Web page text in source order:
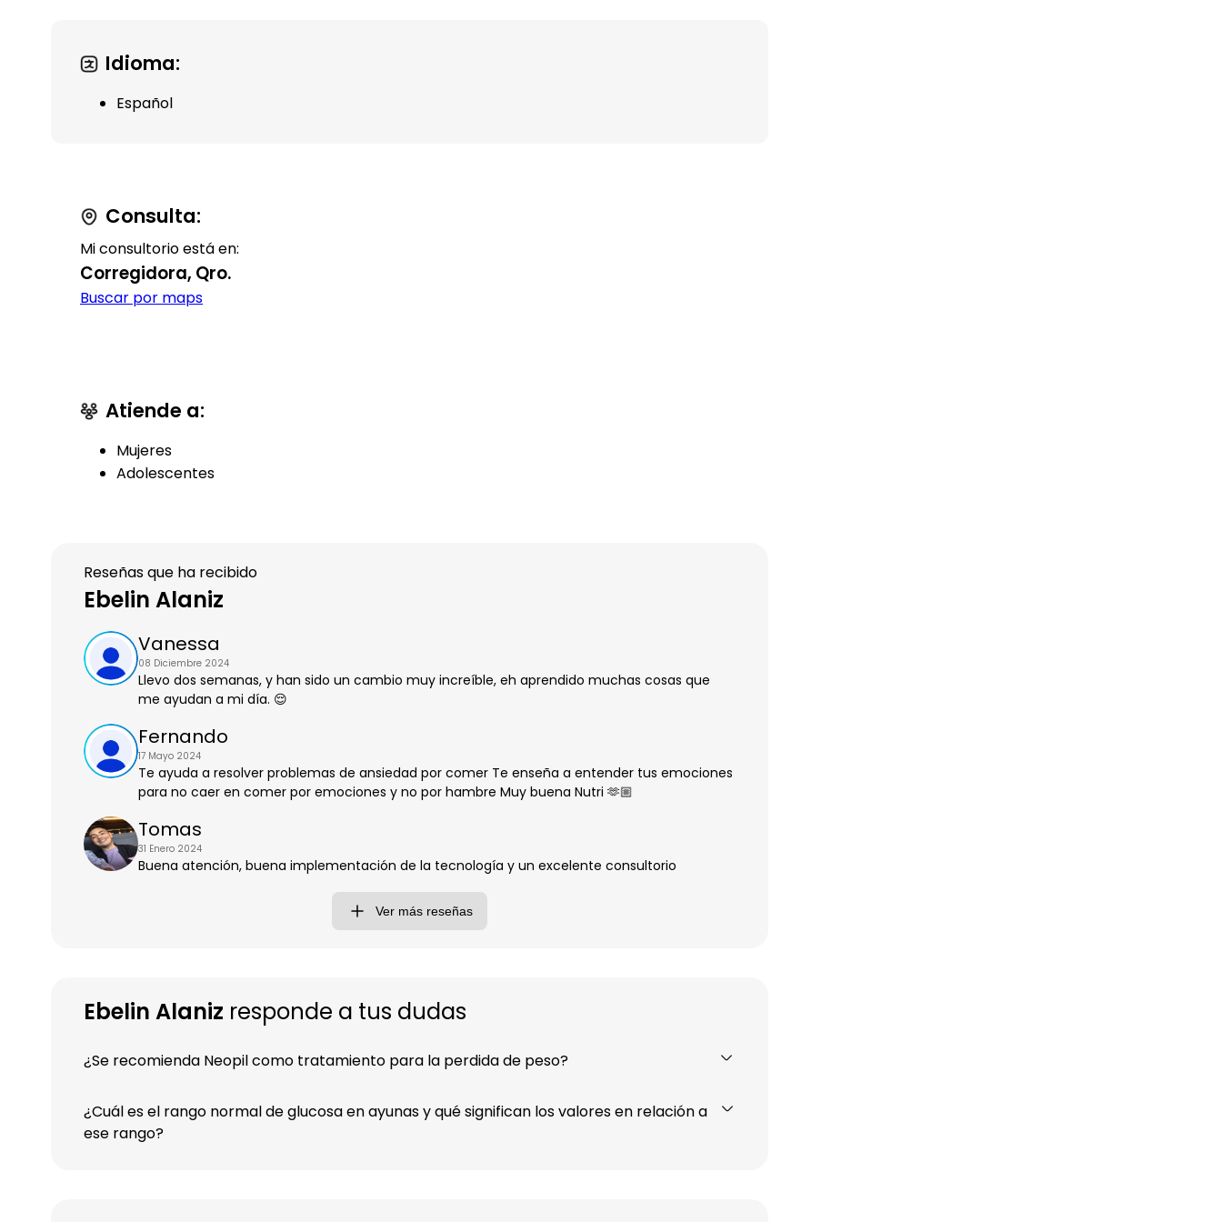
Idioma:
Español
Consulta:
Mi consultorio está en:
Corregidora, Qro.
Buscar por maps
Atiende a:
Mujeres
Adolescentes
Ebelin Alaniz responde a tus dudas
¿Se recomienda Neopil como tratamiento para la perdida de peso?
¿Cuál es el rango normal de glucosa en ayunas y qué significan los valores en relación a
ese rango?
Reseñas que ha recibido
Ebelin Alaniz
Vanessa
08 Diciembre 2024
Llevo dos semanas, y han sido un cambio muy increíble, eh aprendido muchas cosas que
me ayudan a mi día. 😌
Fernando
17 Mayo 2024
Te ayuda a resolver problemas de ansiedad por comer Te enseña a entender tus emociones
para no caer en comer por emociones y no por hambre Muy buena Nutri 🫶🏼
Tomas
31 Enero 2024
Buena atención, buena implementación de la tecnología y un excelente consultorio
Ver más reseñas